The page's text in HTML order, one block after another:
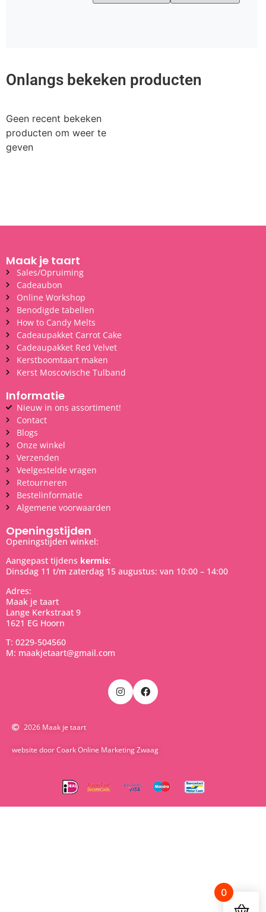
Onlangs bekeken producten
Geen recent bekeken
producten om weer te
geven
Maak je taart
Sales/Opruiming
Cadeaubon
Online Workshop
Benodigde tabellen
How to Candy Melts
Cadeaupakket Carrot Cake
Cadeaupakket Red Velvet
Kerstboomtaart maken
Kerst Moscovische Tulband
Informatie
Nieuw in ons assortiment!
Contact
Blogs
Onze winkel
Verzenden
Veelgestelde vragen
Retourneren
Bestelinformatie
Algemene voorwaarden
Openingstijden
Openingstijden winkel:
Aangepast tijdens kermis:
Dinsdag 11 t/m zaterdag 15 augustus: van 10:00 – 14:00
Adres:
Maak je taart
Lange Kerkstraat 9
1621 EG Hoorn
T: 0229-504560
M: maakjetaart@gmail.com
2026 Maak je taart
website door Coark Online Marketing Zwaag
0